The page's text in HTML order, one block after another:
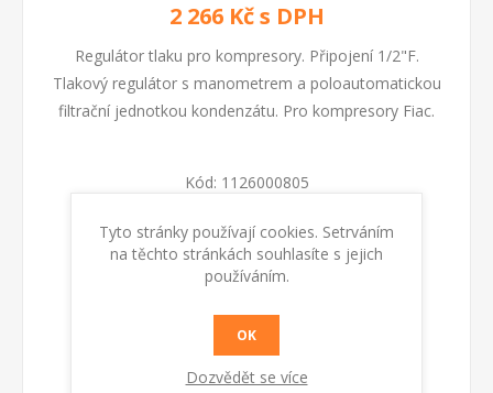
2 266 Kč s DPH
Regulátor tlaku pro kompresory. Připojení 1/2"F.
Tlakový regulátor s manometrem a poloautomatickou
filtrační jednotkou kondenzátu. Pro kompresory Fiac.
Kód: 1126000805
Dostupnost: Skladem
Tyto stránky používají cookies. Setrváním
na těchto stránkách souhlasíte s jejich
používáním.
OK
Dozvědět se více